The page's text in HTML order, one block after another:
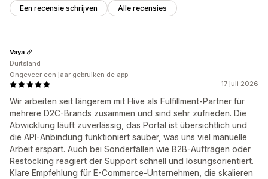
Een recensie schrijven Alle recensies
17 juli 2026
Wir arbeiten seit längerem mit Hive als Fulfillment-Partner für
mehrere D2C-Brands zusammen und sind sehr zufrieden. Die
Abwicklung läuft zuverlässig, das Portal ist übersichtlich und
die API-Anbindung funktioniert sauber, was uns viel manuelle
Arbeit erspart. Auch bei Sonderfällen wie B2B-Aufträgen oder
Restocking reagiert der Support schnell und lösungsorientiert.
Klare Empfehlung für E-Commerce-Unternehmen, die skalieren
Vaya
Duitsland
Ongeveer een jaar gebruiken de app